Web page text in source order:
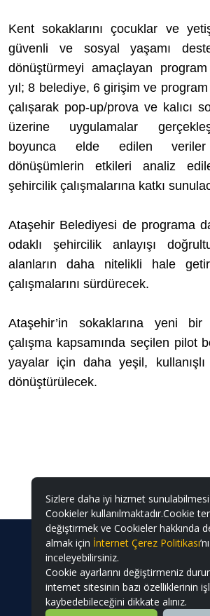
Kent sokaklarını çocuklar ve
güvenli ve sosyal yaşamı
dönüştürmeyi amaçlayan
yıl; 8 belediye, 6 girişim ve
çalışarak pop-up/prova ve kalıcı
üzerine uygulamalar
boyunca elde edilen veriler
dönüşümlerin etkileri analiz
şehircilik çalışmalarına katkı
Ataşehir Belediyesi de programa
odaklı şehircilik anlayışı
alanların daha nitelikli hale
çalışmalarını sürdürecek.
Ataşehir’in sokaklarına yeni
çalışma kapsamında seçilen pilot
yayalar için daha yeşil,
dönüştürülecek.
Sizlere daha iyi hizmet
Cookieler kullanılmaktadır.Cookie
değiştirmek ve Cookieler hakkında
almak için İnternet Çerez Politikası’nı
inceleyebilirsiniz.
Cookie ayarlarını değiştirmeniz
internet sitesinin bazı özelliklerinin
kaybedebileceğini dikkate alınız.